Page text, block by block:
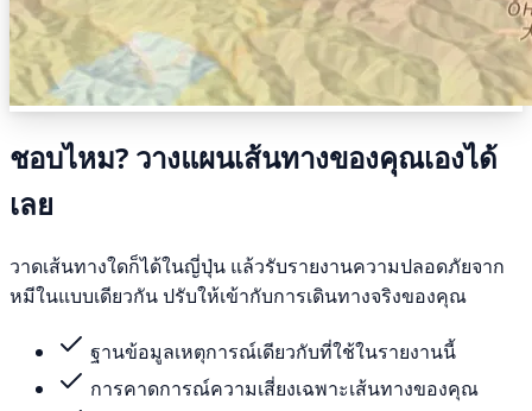
ชอบไหม? วางแผนเส้นทางของคุณเองได้
เลย
วาดเส้นทางใดก็ได้ในญี่ปุ่น แล้วรับรายงานความปลอดภัยจาก
หมีในแบบเดียวกัน ปรับให้เข้ากับการเดินทางจริงของคุณ
ฐานข้อมูลเหตุการณ์เดียวกับที่ใช้ในรายงานนี้
การคาดการณ์ความเสี่ยงเฉพาะเส้นทางของคุณ